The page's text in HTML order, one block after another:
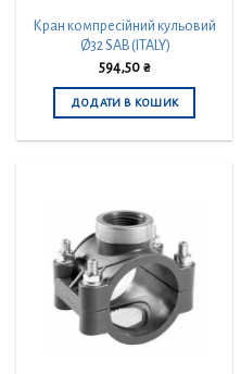
Кран компресійний кульовий
Ø32 SAB (ITALY)
594,50 ₴
ДОДАТИ В КОШИК